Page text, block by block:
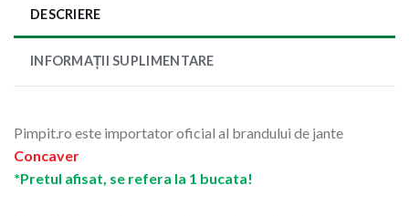
DESCRIERE
INFORMAȚII SUPLIMENTARE
Pimpit.ro este importator oficial al brandului de jante
Concaver
*Pretul afisat, se refera la 1 bucata!